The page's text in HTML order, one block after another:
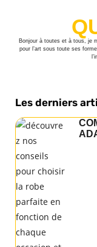
Bonjour à toutes et à tous, je
pour l’art sous toute ses
Les derniers